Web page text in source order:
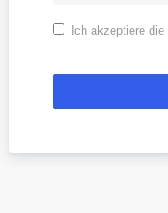
Ich akzeptiere die